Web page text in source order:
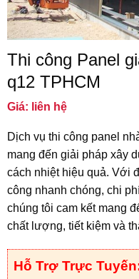
Thi công Panel
q12 TPHCM
Giá: liên hệ
Dịch vụ thi công panel
mang đến giải pháp xây
cách nhiệt hiệu quả. Với
công nhanh chóng, chi
chúng tôi cam kết mang
chất lượng, tiết kiệm và
Hỗ Trợ Trực